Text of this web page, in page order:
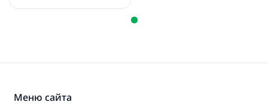
Меню сайта